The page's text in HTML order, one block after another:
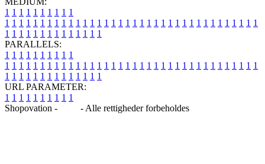
1 1 1 1 1 1 1 1 1 1
1 1 1 1 1 1 1 1 1 1 1 1 1 1 1 1 1 1 1 1 1 1 1 1 1 1 1 1 1 1 1 1 1 1 1 1
1 1 1 1 1 1 1 1 1 1 1 1 1 1
PARALLELS:
1 1 1 1 1 1 1 1 1 1
1 1 1 1 1 1 1 1 1 1 1 1 1 1 1 1 1 1 1 1 1 1 1 1 1 1 1 1 1 1 1 1 1 1 1 1
1 1 1 1 1 1 1 1 1 1 1 1 1 1
URL PARAMETER:
1 1 1 1 1 1 1 1 1 1
Shopovation -
- Alle rettigheder forbeholdes